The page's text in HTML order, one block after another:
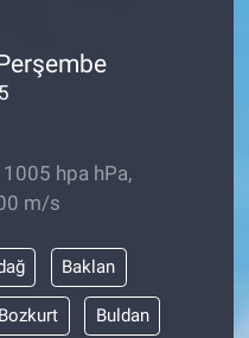
1005 hpa hPa,
m/s
Baklan
Bozkurt Buldan